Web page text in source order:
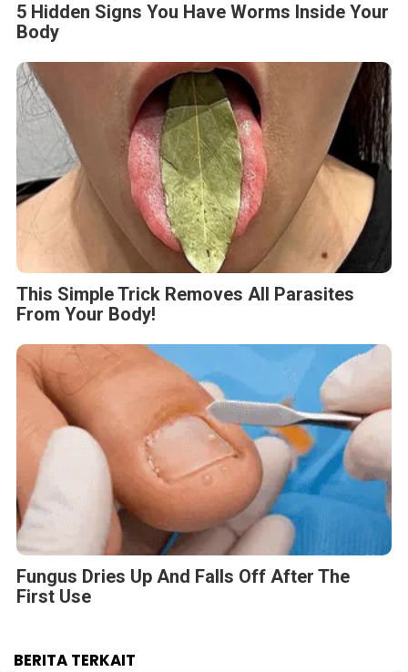
5 Hidden Signs You Have Worms Inside Your
Body
This Simple Trick Removes All Parasites
From Your Body!
Fungus Dries Up And Falls Off After The
First Use
BERITA TERKAIT